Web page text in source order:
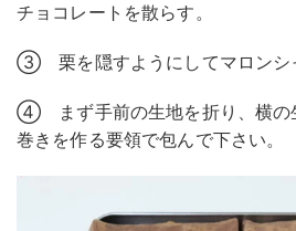
チョコレートを散らす。
③ 栗を隠すようにしてマロンシ
④ まず手前の生地を折り、横の
巻きを作る要領で包んで下さい。